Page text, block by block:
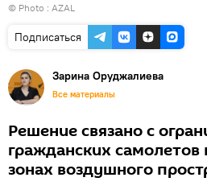
© Photo : AZAL
Подписаться
Зарина Оруджалиева
Все материалы
Решение связано с
гражданских
зонах воздушного